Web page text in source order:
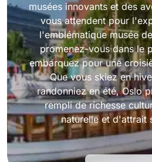
musées innovants et des
vous attendent pour
l'emblématique musée
promenez-vous dans le
embarquez pour une
Que vous skiez en
randonniez en été, Oslo
rempli de richesse
naturelle et d'attrait